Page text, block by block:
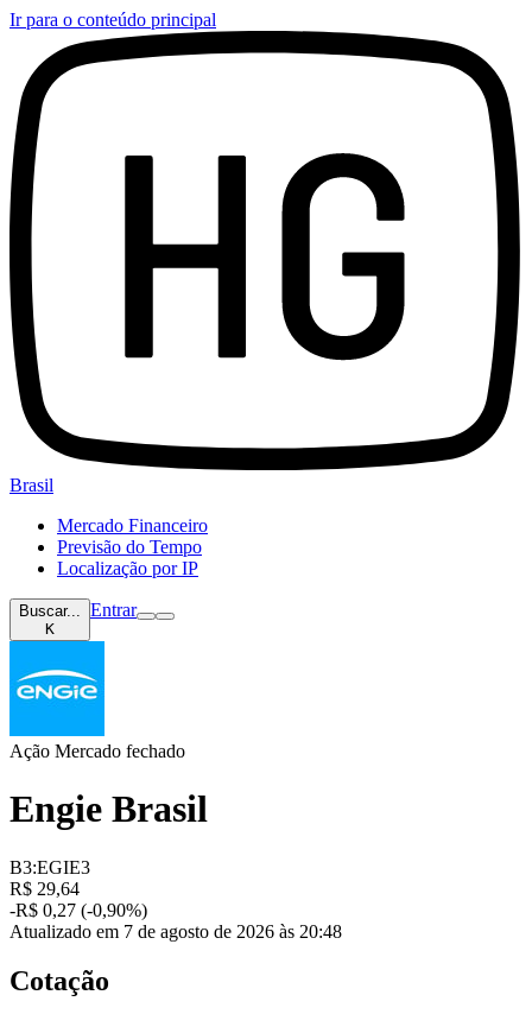
Ir para o conteúdo principal
Brasil
Mercado Financeiro
Previsão do Tempo
Localização por IP
Buscar...
K
Entrar
Ação Mercado fechado
Engie Brasil
B3:EGIE3
R$ 29,64
-R$ 0,27 (-0,90%)
Atualizado em 7 de agosto de 2026 às 20:48
Cotação